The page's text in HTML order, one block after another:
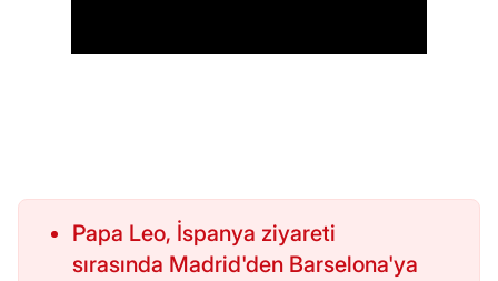
Papa Leo, İspanya ziyareti
sırasında Madrid'den Barselona'ya